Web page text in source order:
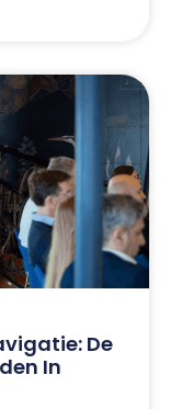
De
In